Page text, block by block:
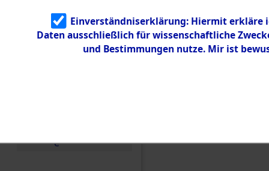
Identifizierun
g
5.3.3
Todesmärsch
e
Einverständniserklärung: Hiermit erkläre
Daten ausschließlich für wissenschaftliche
und Bestimmungen nutze. Mir ist